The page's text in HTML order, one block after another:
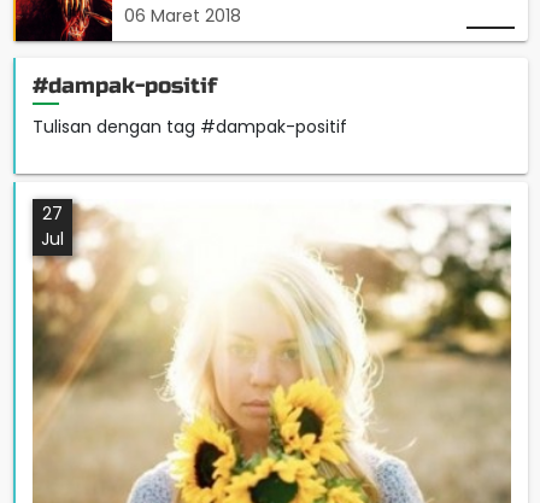
06 Maret 2018
#dampak-positif
Tulisan dengan tag #dampak-positif
27
Jul